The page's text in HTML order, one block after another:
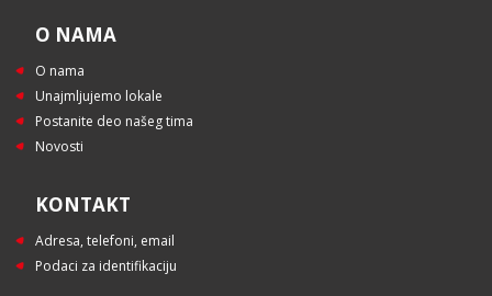
O NAMA
O nama
Unajmljujemo lokale
Postanite deo našeg tima
Novosti
KONTAKT
Adresa, telefoni, email
Podaci za identifikaciju